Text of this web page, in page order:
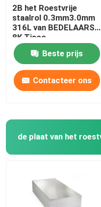
Koolstofstaalpijp
Koolstofstaalstaaf
gegalvaniseerde
Vooraf geverfte
Staalwalsdraad
2B het Roestvrije
staalrol 0.3mm3.0mm
316L van BEDELAARShl
8K Tisco
Beste prijs
Contacteer ons
de plaat van het